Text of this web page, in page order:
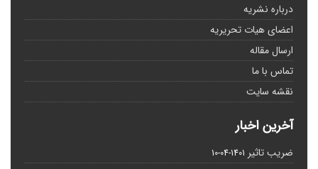
درباره نشریه
اعضای هیات تحریریه
ارسال مقاله
تماس با ما
نقشه سایت
آخرین اخبار
ضریب تاثیر 1401-04-10